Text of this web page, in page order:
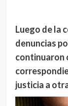
Luego de la
denuncias
continuaron
justicia a